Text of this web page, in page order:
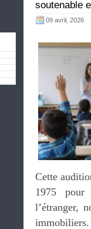
soutenable
09 avril, 2026
Cette
1975 pour
l’étranger,